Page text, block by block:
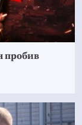
пробив